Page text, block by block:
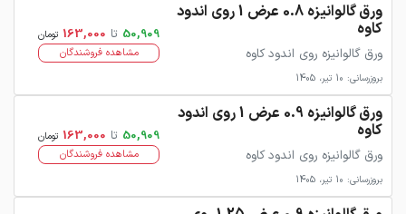
ورق گالوانیزه 0.8 عرض 1 روی اندود
کاوه
ورق گالوانیزه روی اندود کاوه
بروزرسانی: 10 تیر، 1405
50,909 تا 163,000 تومان
مشاهده فروشندگان
ورق گالوانیزه 0.9 عرض 1 روی اندود
کاوه
ورق گالوانیزه روی اندود کاوه
بروزرسانی: 10 تیر، 1405
50,909 تا 163,000 تومان
مشاهده فروشندگان